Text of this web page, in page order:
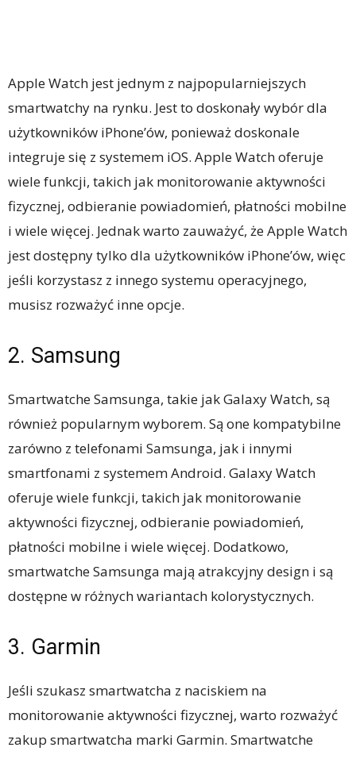
Apple Watch jest jednym z najpopularniejszych
smartwatchy na rynku. Jest to doskonały wybór dla
użytkowników iPhone’ów, ponieważ doskonale
integruje się z systemem iOS. Apple Watch oferuje
wiele funkcji, takich jak monitorowanie aktywności
fizycznej, odbieranie powiadomień, płatności mobilne
i wiele więcej. Jednak warto zauważyć, że Apple Watch
jest dostępny tylko dla użytkowników iPhone’ów, więc
jeśli korzystasz z innego systemu operacyjnego,
musisz rozważyć inne opcje.
2. Samsung
Smartwatche Samsunga, takie jak Galaxy Watch, są
również popularnym wyborem. Są one kompatybilne
zarówno z telefonami Samsunga, jak i innymi
smartfonami z systemem Android. Galaxy Watch
oferuje wiele funkcji, takich jak monitorowanie
aktywności fizycznej, odbieranie powiadomień,
płatności mobilne i wiele więcej. Dodatkowo,
smartwatche Samsunga mają atrakcyjny design i są
dostępne w różnych wariantach kolorystycznych.
3. Garmin
Jeśli szukasz smartwatcha z naciskiem na
monitorowanie aktywności fizycznej, warto rozważyć
zakup smartwatcha marki Garmin. Smartwatche